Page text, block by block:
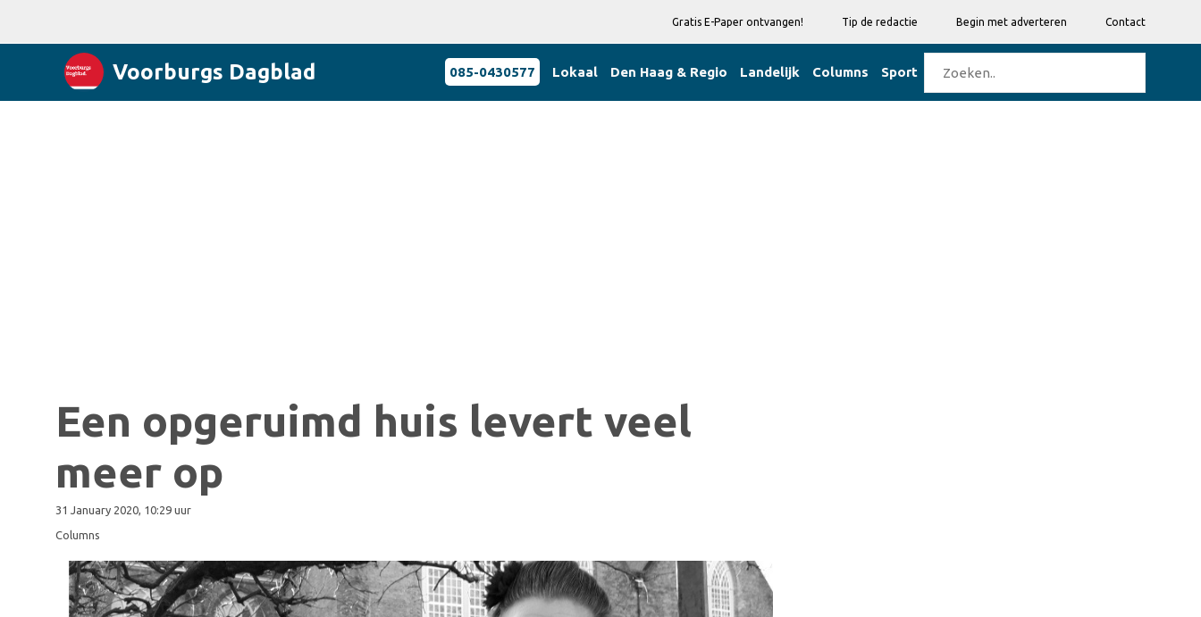
Gratis E-Paper ontvangen! Tip de redactie Begin met adverteren Contact
Voorburgs Dagblad 085-0430577 Lokaal Den Haag & Regio Landelijk Columns Sport
Een opgeruimd huis levert veel
meer op
31 January 2020, 10:29 uur
Columns